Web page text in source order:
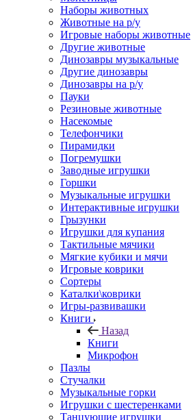
Наборы животных
Животные на р/у
Игровые наборы животные
Другие животные
Динозавры музыкальные
Другие динозавры
Динозавры на р/у
Пауки
Резиновые животные
Насекомые
Телефончики
Пирамидки
Погремушки
Заводные игрушки
Горшки
Музыкальные игрушки
Интерактивные игрушки
Грызунки
Игрушки для купания
Тактильные мячики
Мягкие кубики и мячи
Игровые коврики
Сортеры
Каталки\коврики
Игры-развивашки
Книги
Назад
Книги
Микрофон
Пазлы
Стучалки
Музыкальные горки
Игрушки с шестеренками
Танцующие игрушки